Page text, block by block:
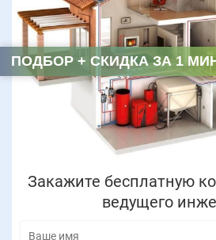
Закажите бесплатную
ведущего
ПОДБОР + СКИДКА ЗА 1